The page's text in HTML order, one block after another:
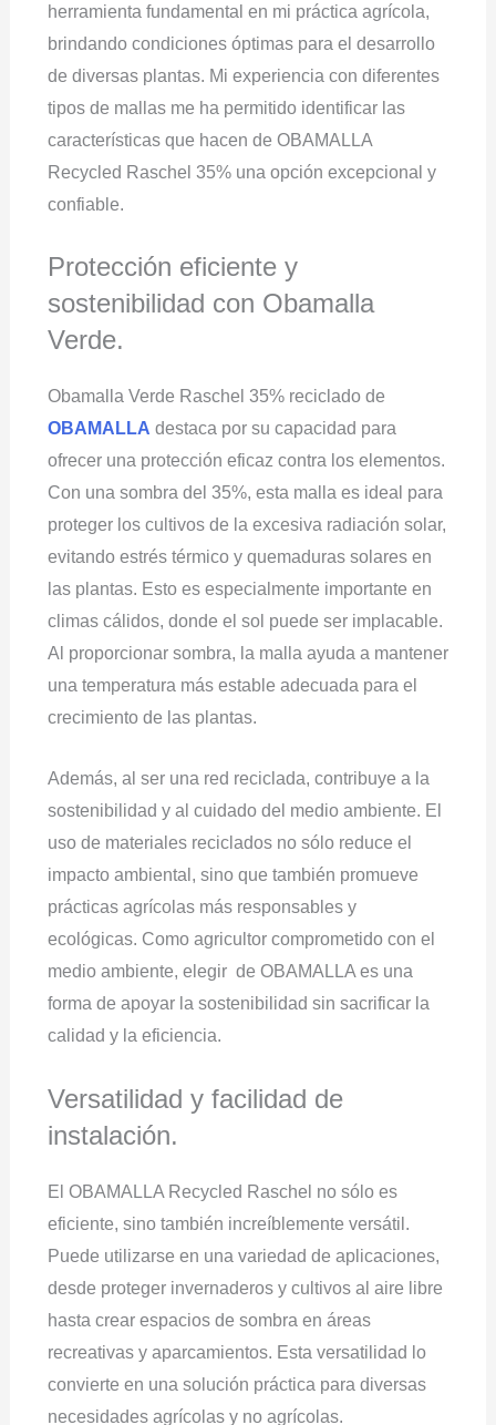
herramienta fundamental en mi práctica agrícola,
brindando condiciones óptimas para el desarrollo
de diversas plantas. Mi experiencia con diferentes
tipos de mallas me ha permitido identificar las
características que hacen de OBAMALLA
Recycled Raschel 35% una opción excepcional y
confiable.
Protección eficiente y
sostenibilidad con Obamalla
Verde.
Obamalla Verde Raschel 35% reciclado de
OBAMALLA destaca por su capacidad para
ofrecer una protección eficaz contra los elementos.
Con una sombra del 35%, esta malla es ideal para
proteger los cultivos de la excesiva radiación solar,
evitando estrés térmico y quemaduras solares en
las plantas. Esto es especialmente importante en
climas cálidos, donde el sol puede ser implacable.
Al proporcionar sombra, la malla ayuda a mantener
una temperatura más estable adecuada para el
crecimiento de las plantas.
Además, al ser una red reciclada, contribuye a la
sostenibilidad y al cuidado del medio ambiente. El
uso de materiales reciclados no sólo reduce el
impacto ambiental, sino que también promueve
prácticas agrícolas más responsables y
ecológicas. Como agricultor comprometido con el
medio ambiente, elegir de OBAMALLA es una
forma de apoyar la sostenibilidad sin sacrificar la
calidad y la eficiencia.
Versatilidad y facilidad de
instalación.
El OBAMALLA Recycled Raschel no sólo es
eficiente, sino también increíblemente versátil.
Puede utilizarse en una variedad de aplicaciones,
desde proteger invernaderos y cultivos al aire libre
hasta crear espacios de sombra en áreas
recreativas y aparcamientos. Esta versatilidad lo
convierte en una solución práctica para diversas
necesidades agrícolas y no agrícolas.